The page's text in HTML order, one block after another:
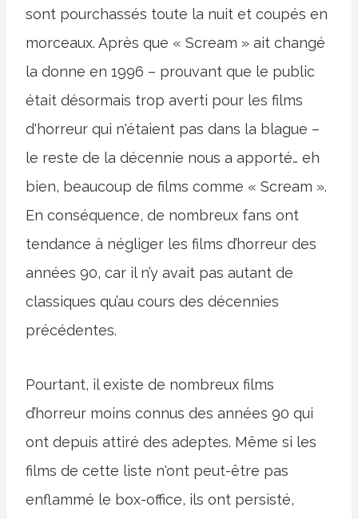
sont pourchassés toute la nuit et coupés en
morceaux. Après que « Scream » ait changé
la donne en 1996 – prouvant que le public
était désormais trop averti pour les films
d'horreur qui n'étaient pas dans la blague –
le reste de la décennie nous a apporté… eh
bien, beaucoup de films comme « Scream ».
En conséquence, de nombreux fans ont
tendance à négliger les films d’horreur des
années 90, car il n’y avait pas autant de
classiques qu’au cours des décennies
précédentes.
Pourtant, il existe de nombreux films
d’horreur moins connus des années 90 qui
ont depuis attiré des adeptes. Même si les
films de cette liste n'ont peut-être pas
enflammé le box-office, ils ont persisté,